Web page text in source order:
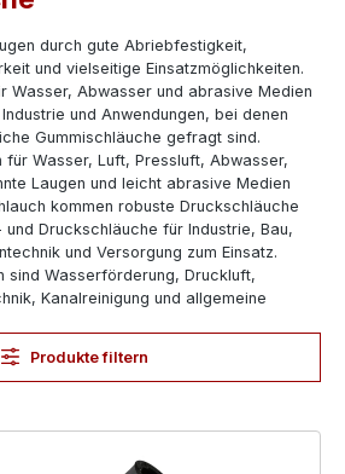
durch gute Abriebfestigkeit,
und vielseitige Einsatzmöglichkeiten.
Wasser, Abwasser und abrasive Medien
und Anwendungen, bei denen
Gummischläuche gefragt sind.
für Wasser, Luft, Pressluft, Abwasser,
Laugen und leicht abrasive Medien
kommen robuste Druckschläuche
Druckschläuche für Industrie, Bau,
und Versorgung zum Einsatz.
sind Wasserförderung, Druckluft,
Kanalreinigung und allgemeine
Produkte filtern